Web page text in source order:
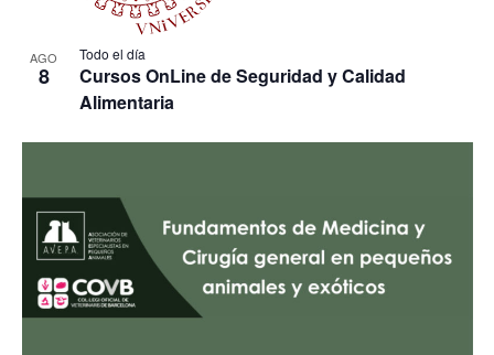
AGO
8
Todo el día
Cursos OnLine de Seguridad y Calidad
Alimentaria